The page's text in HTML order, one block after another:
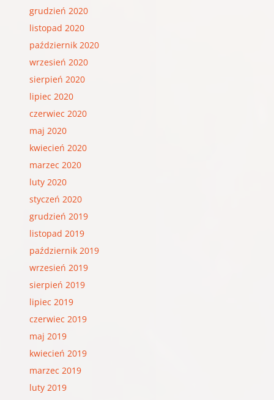
grudzień 2020
listopad 2020
październik 2020
wrzesień 2020
sierpień 2020
lipiec 2020
czerwiec 2020
maj 2020
kwiecień 2020
marzec 2020
luty 2020
styczeń 2020
grudzień 2019
listopad 2019
październik 2019
wrzesień 2019
sierpień 2019
lipiec 2019
czerwiec 2019
maj 2019
kwiecień 2019
marzec 2019
luty 2019